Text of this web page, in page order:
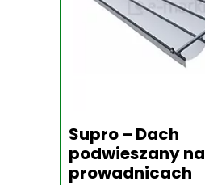
Supro – Dach
podwieszany na
prowadnicach